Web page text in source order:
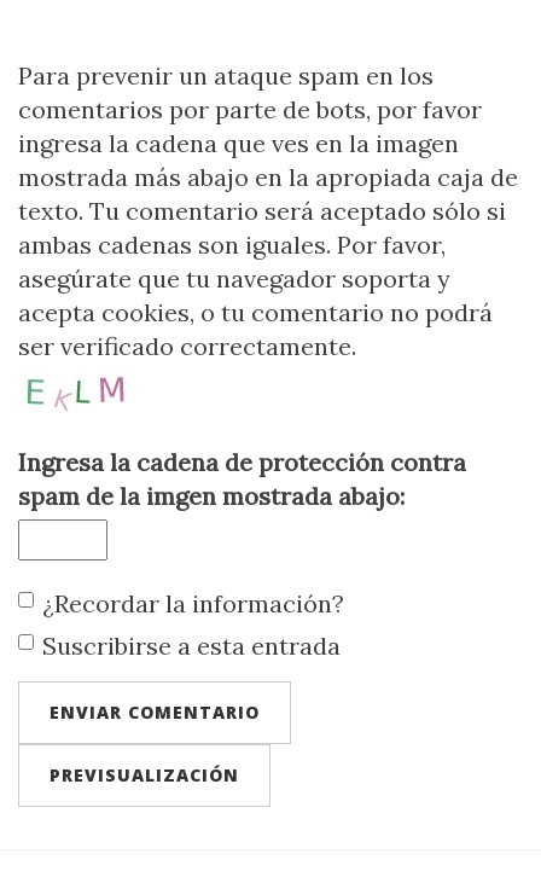
Para prevenir un ataque spam en los
comentarios por parte de bots, por favor
ingresa la cadena que ves en la imagen
mostrada más abajo en la apropiada caja de
texto. Tu comentario será aceptado sólo si
ambas cadenas son iguales. Por favor,
asegúrate que tu navegador soporta y
acepta cookies, o tu comentario no podrá
ser verificado correctamente.
Ingresa la cadena de protección contra
spam de la imgen mostrada abajo:
¿Recordar la información?
Suscribirse a esta entrada